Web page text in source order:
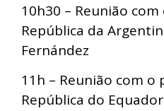
10h30 – Reunião
República da
Fernández
11h – Reunião com o
República do